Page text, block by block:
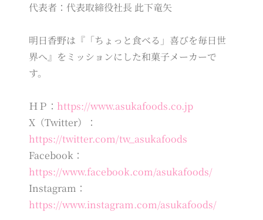
代表者：代表取締役社長 此下竜矢
明日香野は『「ちょっと食べる」喜びを毎日世
界へ』をミッションにした和菓子メーカーで
す。
ＨＰ： https://www.asukafoods.co.jp
X（Twitter）：
https://twitter.com/tw_asukafoods
Facebook：
https://www.facebook.com/asukafoods/
Instagram：
https://www.instagram.com/asukafoods/